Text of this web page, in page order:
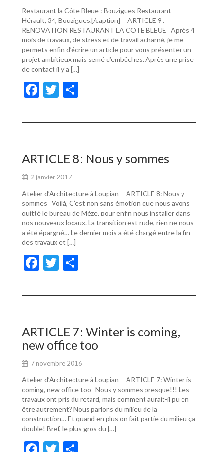
Restaurant la Côte Bleue : Bouzigues Restaurant
Hérault, 34, Bouzigues.[/caption] ARTICLE 9 :
RENOVATION RESTAURANT LA COTE BLEUE Après 4
mois de travaux, de stress et de travail acharné, je me
permets enfin d’écrire un article pour vous présenter un
projet ambitieux mais semé d’embûches. Après une prise
de contact il y’a […]
F
e
o
o
k
T
itt ta
er
ARTICLE 8: Nous y sommes
2 janvier 2017
Atelier d’Architecture à Loupian ARTICLE 8: Nous y
sommes Voilà, C’est non sans émotion que nous avons
quitté le bureau de Mèze, pour enfin nous installer dans
nos nouveaux locaux. La transition est rude, rien ne nous
a été épargné… Le dernier mois a été chargé entre la fin
des travaux et […]
F
e
o
o
k
T
itt ta
er
ARTICLE 7: Winter is coming,
new office too
7 novembre 2016
Atelier d’Architecture à Loupian ARTICLE 7: Winter is
coming, new office too Nous y sommes presque!!! Les
travaux ont pris du retard, mais comment aurait-il pu en
être autrement? Nous parlons du milieu de la
construction… Et quand en plus on fait partie du milieu ça
double! Bref, le plus gros du […]